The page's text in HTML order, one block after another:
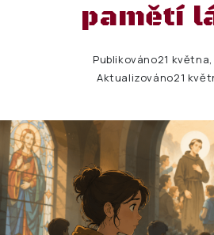
pamětí
Publikováno21
Aktualizováno21